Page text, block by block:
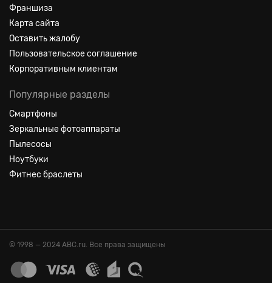
Франшиза
Карта сайта
Оставить жалобу
Пользовательское соглашение
Корпоративным клиентам
Популярные разделы
Смартфоны
Зеркальные фотоаппараты
Пылесосы
Ноутбуки
Фитнес браслеты
© 1998 — 2024 ABC.ru. Все права защищены